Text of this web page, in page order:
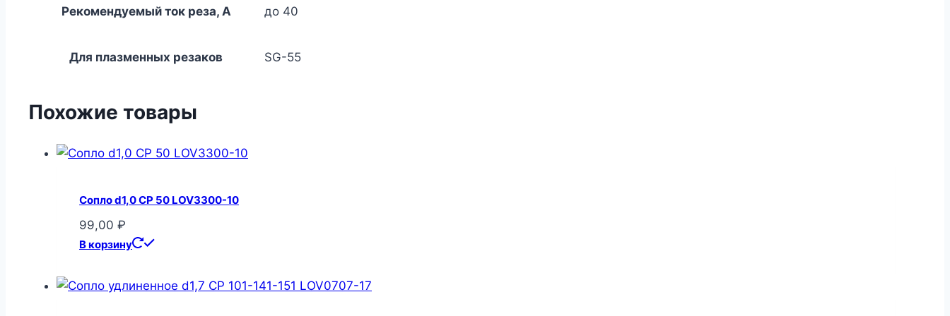
Рекомендуемый ток реза, А до 40
Для плазменных резаков SG-55
Похожие товары
Сопло d1,0 CP 50 LOV3300-10
99,00 ₽
В корзину